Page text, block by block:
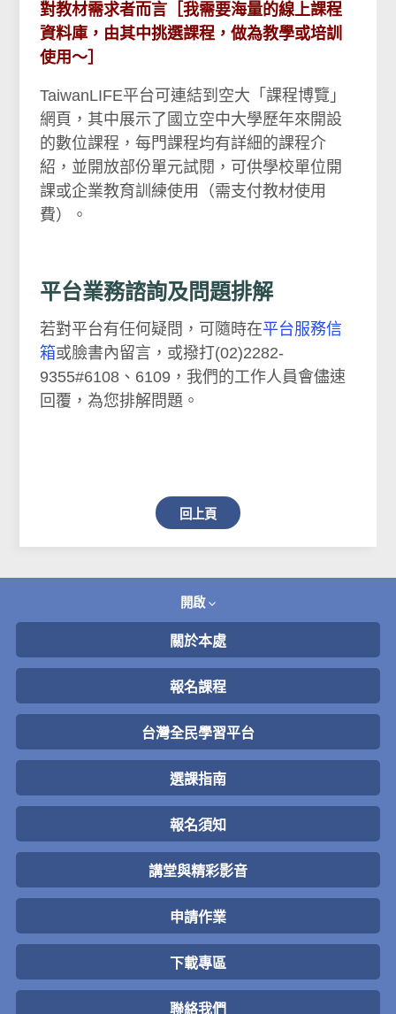
對教材需求者而言［我需要海量的線上課程
資料庫，由其中挑選課程，做為教學或培訓
使用～］
TaiwanLIFE平台可連結到空大「課程博覽」
網頁，其中展示了國立空中大學歷年來開設
的數位課程，每門課程均有詳細的課程介
紹，並開放部份單元試閱，可供學校單位開
課或企業教育訓練使用（需支付教材使用
費）。
平台業務諮詢及問題排解
若對平台有任何疑問，可隨時在平台服務信
箱或臉書內留言，或撥打(02)2282-
9355#6108、6109，我們的工作人員會儘速
回覆，為您排解問題。
回上頁
開啟
關於本處
報名課程
台灣全民學習平台
選課指南
報名須知
講堂與精彩影音
申請作業
下載專區
聯絡我們